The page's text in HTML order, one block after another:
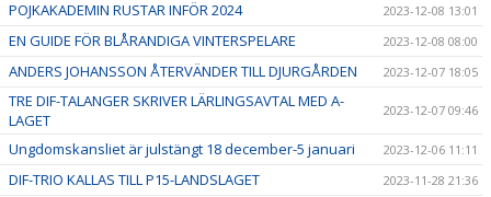
POJKAKADEMIN RUSTAR INFÖR 2024 2023-12-08 13:01
EN GUIDE FÖR BLÅRANDIGA VINTERSPELARE 2023-12-08 08:00
ANDERS JOHANSSON ÅTERVÄNDER TILL DJURGÅRDEN 2023-12-07 18:05
TRE DIF-TALANGER SKRIVER LÄRLINGSAVTAL MED A-
LAGET
2023-12-07 09:46
Ungdomskansliet är julstängt 18 december-5 januari 2023-12-06 11:11
DIF-TRIO KALLAS TILL P15-LANDSLAGET 2023-11-28 21:36